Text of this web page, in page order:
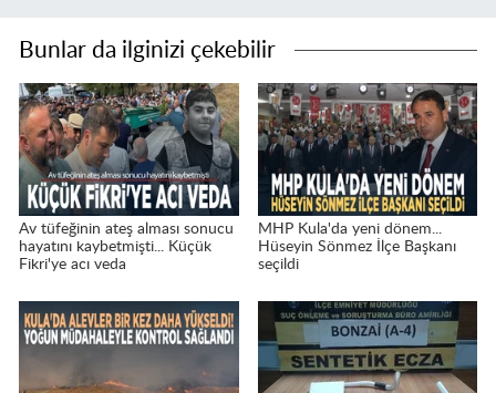
Bunlar da ilginizi çekebilir
Av tüfeğinin ateş alması sonucu
hayatını kaybetmişti... Küçük
Fikri'ye acı veda
MHP Kula'da yeni dönem...
Hüseyin Sönmez İlçe Başkanı
seçildi